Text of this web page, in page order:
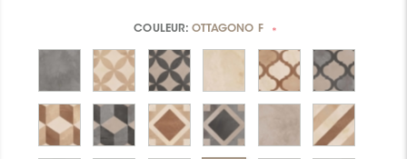
COULEUR: OTTAGONO F *